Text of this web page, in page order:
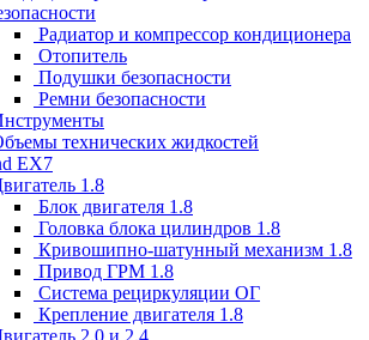
Радиатор и компрессор кондиционера
Отопитель
Подушки безопасности
Ремни безопасности
технических жидкостей
EX7
1.8
Блок двигателя 1.8
Головка блока цилиндров 1.8
Кривошипно-шатунный механизм 1.8
Привод ГРМ 1.8
Система рециркуляции ОГ
Крепление двигателя 1.8
2.0 и 2.4